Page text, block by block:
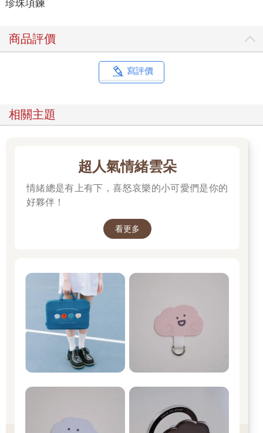
珍珠項鍊
商品評價
寫評價
相關主題
超人氣情緒雲朵
情緒總是有上有下，喜怒哀樂的小可愛們是你的
好夥伴！
看更多